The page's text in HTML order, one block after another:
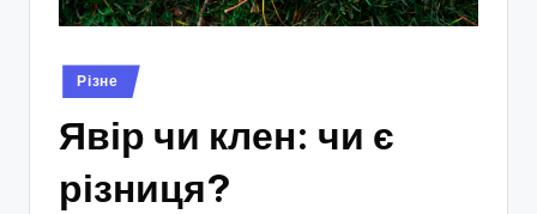
Опубліковано
у
Різне
Явір чи клен: чи є
різниця?